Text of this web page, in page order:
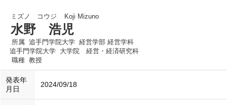
ミズノ コウジ Koji Mizuno
水野 浩児
所属 追手門学院大学 経営学部 経営学科
追手門学院大学 大学院 経営・経済研究科
職種 教授
発表年
月日
2024/09/18